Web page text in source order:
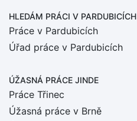
HLEDÁM PRÁCI V PARDUBICÍCH
Práce v Pardubicích
Úřad práce v Pardubicích
ÚŽASNÁ PRÁCE JINDE
Práce Třinec
Úžasná práce v Brně